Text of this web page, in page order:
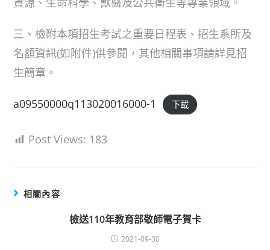
三、檢附本項招生考試之重要日程表、招生系所及
名額資訊(如附件)供參閱，其他相關事項請詳見招
生簡章。
a09550000q113020016000-1 下載
Post Views: 183
相關內容
檢送110年教育部敬師電子賀卡
2021-09-30